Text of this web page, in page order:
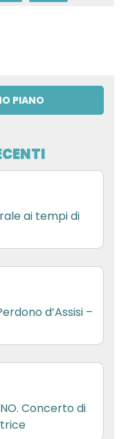
PIANO
ai tempi di
d’Assisi –
Concerto di